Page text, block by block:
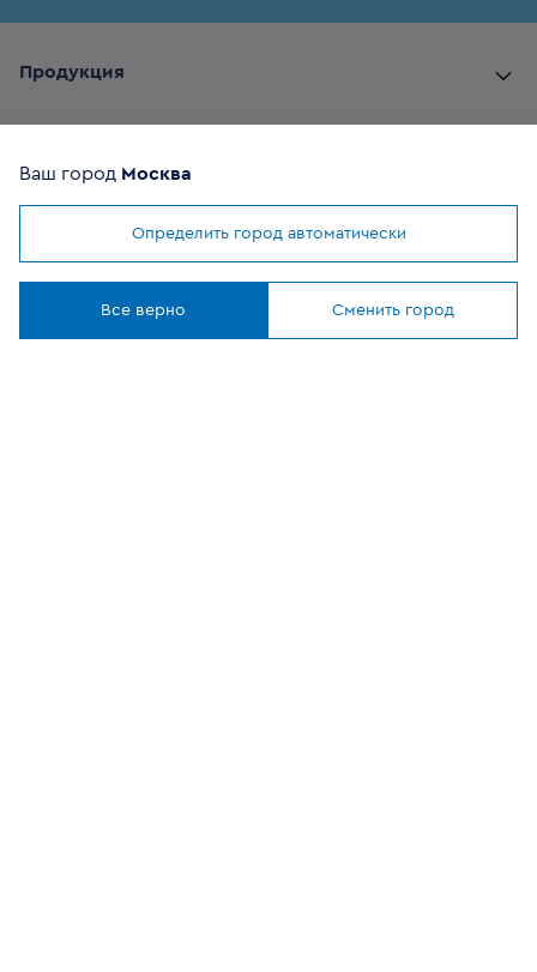
Мы используем cookies
Продукция
Где купить
Ваш город Москва
Определить город автоматически
Все верно Сменить город